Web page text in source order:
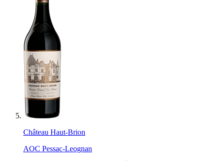
Château Haut-Brion
AOC Pessac-Leognan